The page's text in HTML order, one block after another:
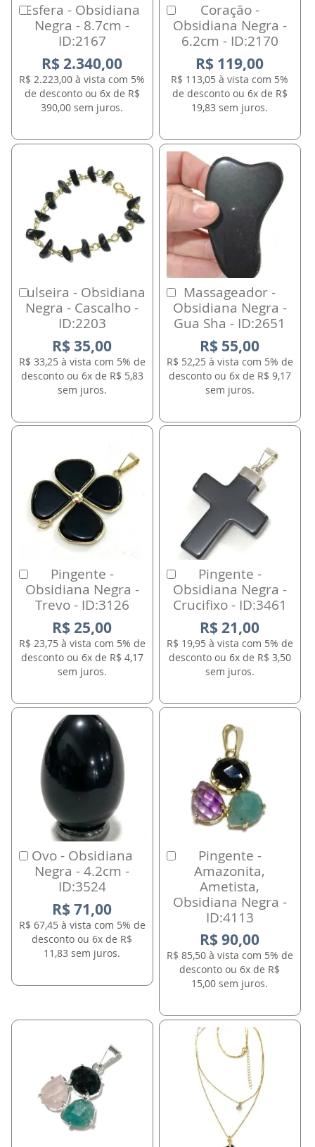
Esfera - Obsidiana
Negra - 8.7cm -
ID:2167
R$ 2.340,00
R$ 2.223,00 à vista com 5%
de desconto ou 6x de R$
390,00 sem juros.
Comprar
Coração -
Obsidiana Negra -
6.2cm - ID:2170
R$ 119,00
R$ 113,05 à vista com 5%
de desconto ou 6x de R$
19,83 sem juros.
Comprar
Pulseira - Obsidiana
Negra - Cascalho -
ID:2203
R$ 35,00
R$ 33,25 à vista com 5% de
desconto ou 6x de R$ 5,83
sem juros.
Comprar
Massageador -
Obsidiana Negra -
Gua Sha - ID:2651
R$ 55,00
R$ 52,25 à vista com 5% de
desconto ou 6x de R$ 9,17
sem juros.
Comprar
Pingente -
Obsidiana Negra -
Trevo - ID:3126
R$ 25,00
R$ 23,75 à vista com 5% de
desconto ou 6x de R$ 4,17
sem juros.
Comprar
Pingente -
Obsidiana Negra -
Crucifixo - ID:3461
R$ 21,00
R$ 19,95 à vista com 5% de
desconto ou 6x de R$ 3,50
sem juros.
Comprar
Ovo - Obsidiana
Negra - 4.2cm -
ID:3524
R$ 71,00
R$ 67,45 à vista com 5% de
desconto ou 6x de R$
11,83 sem juros.
Comprar
Pingente -
Amazonita,
Ametista,
Obsidiana Negra -
ID:4113
R$ 90,00
R$ 85,50 à vista com 5% de
desconto ou 6x de R$
15,00 sem juros.
Comprar